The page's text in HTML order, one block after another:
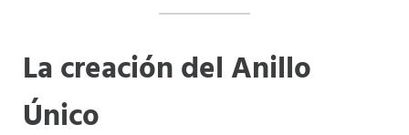
La creación del Anillo
Único